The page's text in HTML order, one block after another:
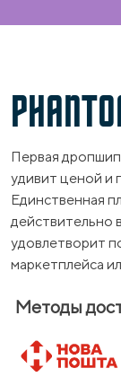
Первая
удивит ценой и
Единственная
действительно
удовлетворит
маркетплейса
Методы